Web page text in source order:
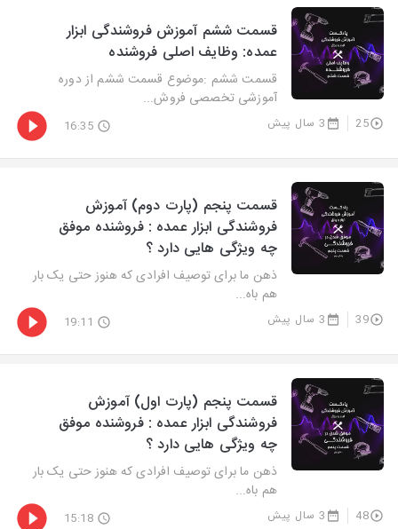
قسمت ششم آموزش فروشندگی ابزار
عمده: وظایف اصلی فروشنده
قسمت ششم :موضوع قسمت ششم از دوره
آموزشی تخصصی فروش...
25 3 سال پیش 16:35
قسمت پنجم (پارت دوم) آموزش
فروشندگی ابزار عمده : ‌فروشنده موفق
چه ویژگی هایی دارد ؟
ذهن ما برای توصیف افرادی که هنوز حتی یک بار
هم باه...
39 3 سال پیش 19:11
قسمت پنجم (پارت اول) آموزش
فروشندگی ابزار عمده : ‌فروشنده موفق
چه ویژگی هایی دارد ؟
ذهن ما برای توصیف افرادی که هنوز حتی یک بار
هم باه...
48 3 سال پیش 15:18